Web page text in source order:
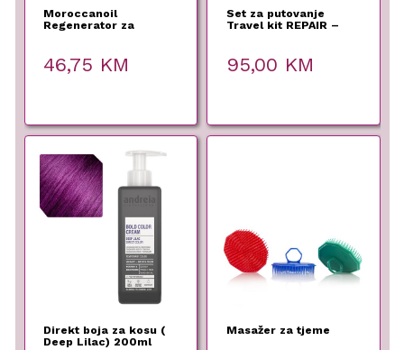
Moroccanoil
Regenerator za
46,75 KM
Set za putovanje
Travel kit REPAIR –
95,00 KM
Direkt boja za kosu (
Deep Lilac) 200ml
Masažer za tjeme